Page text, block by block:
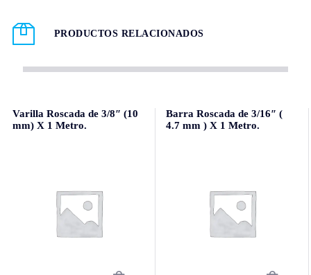
PRODUCTOS RELACIONADOS
Varilla Roscada de 3/8″ (10
mm) X 1 Metro.
Barra Roscada de 3/16″ (
4.7 mm ) X 1 Metro.